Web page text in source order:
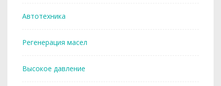
Автотехника
Регенерация масел
Высокое давление